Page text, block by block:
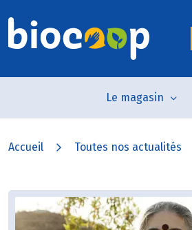
Le magasin
Accueil Toutes nos actualités